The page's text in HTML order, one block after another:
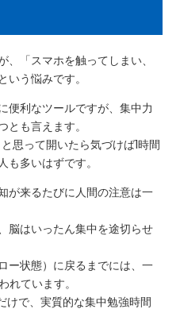
「スマホを触ってしまい、
う悩みです。
便利なツールですが、集中力
も言えます。
思って開いたら気づけば1時間
多いはずです。
が来るたびに人間の注意は一
脳はいったん集中を途切らせ
ー状態）に戻るまでには、一
れています。
けで、実質的な集中勉強時間